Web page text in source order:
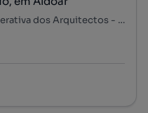
Rua de Martim de Freitas, Cooperativa dos Arquitectos - Fonte da Moura - Pedra Verde, Aldoar, Foz do Douro e Nevogilde, Porto, Porto